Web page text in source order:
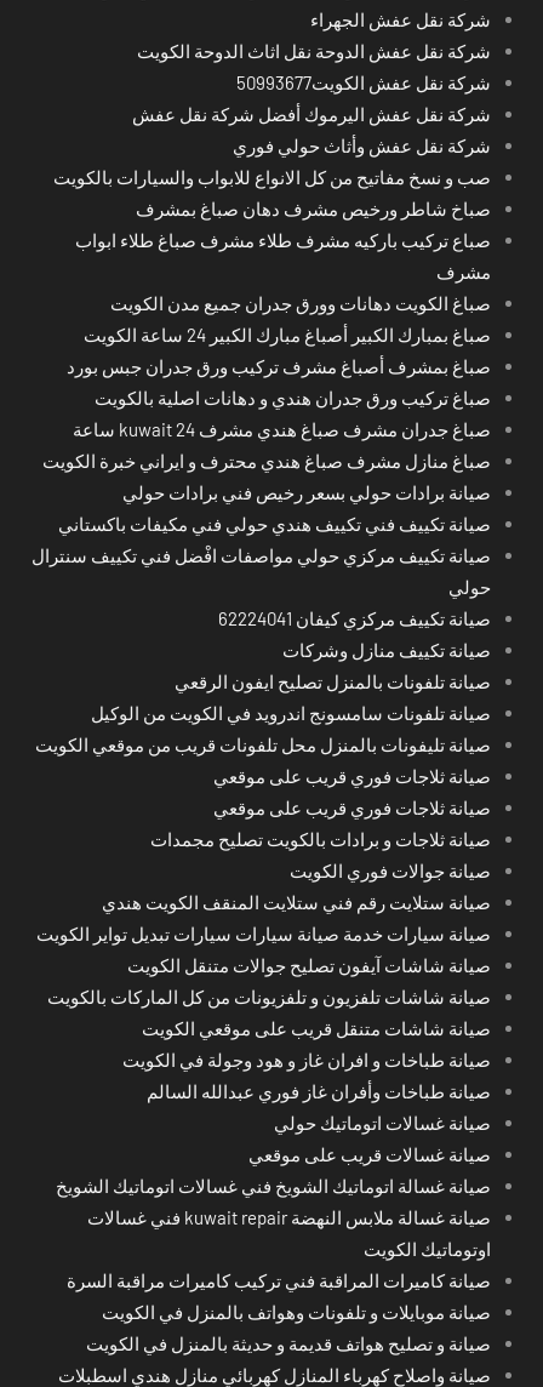
شركة نقل عفش الجهراء
شركة نقل عفش الدوحة نقل اثاث الدوحة الكويت
شركة نقل عفش الكويت50993677
شركة نقل عفش اليرموك أفضل شركة نقل عفش
شركة نقل عفش وأثاث حولي فوري
صب و نسخ مفاتيح من كل الانواع للابواب والسيارات بالكويت
صباخ شاطر ورخيص مشرف دهان صباغ بمشرف
صباع تركيب باركيه مشرف طلاء مشرف صباغ طلاء ابواب
مشرف
صباغ الكويت دهانات وورق جدران جميع مدن الكويت
صباغ بمبارك الكبير أصباغ مبارك الكبير 24 ساعة الكويت
صباغ بمشرف أصباغ مشرف تركيب ورق جدران جبس بورد
صباغ تركيب ورق جدران هندي و دهانات اصلية بالكويت
صباغ جدران مشرف صباغ هندي مشرف kuwait 24 ساعة
صباغ منازل مشرف صباغ هندي محترف و ايراني خبرة الكويت
صيانة برادات حولي بسعر رخيص فني برادات حولي
صيانة تكييف فني تكييف هندي حولي فني مكيفات باكستاني
صيانة تكييف مركزي حولي مواصفات افْضل فني تكييف سنترال
حولي
صيانة تكييف مركزي كيفان 62224041
صيانة تكييف منازل وشركات
صيانة تلفونات بالمنزل تصليح ايفون الرقعي
صيانة تلفونات سامسونج اندرويد في الكويت من الوكيل
صيانة تليفونات بالمنزل محل تلفونات قريب من موقعي الكويت
صيانة ثلاجات فوري قريب على موقعي
صيانة ثلاجات فوري قريب على موقعي
صيانة ثلاجات و برادات بالكويت تصليح مجمدات
صيانة جوالات فوري الكويت
صيانة ستلايت رقم فني ستلايت المنقف الكويت هندي
صيانة سيارات خدمة صيانة سيارات سيارات تبديل تواير الكويت
صيانة شاشات آيفون تصليح جوالات متنقل الكويت
صيانة شاشات تلفزيون و تلفزيونات من كل الماركات بالكويت
صيانة شاشات متنقل قريب على موقعي الكويت
صيانة طباخات و افران غاز و هود وجولة في الكويت
صيانة طباخات وأفران غاز فوري عبدالله السالم
صيانة غسالات اتوماتيك حولي
صيانة غسالات قريب على موقعي
صيانة غسالة اتوماتيك الشويخ فني غسالات اتوماتيك الشويخ
صيانة غسالة ملابس النهضة kuwait repair فني غسالات
اوتوماتيك الكويت
صيانة كاميرات المراقبة فني تركيب كاميرات مراقبة السرة
صيانة موبايلات و تلفونات وهواتف بالمنزل في الكويت
صيانة و تصليح هواتف قديمة و حديثة بالمنزل في الكويت
صيانة واصلاح كهرباء المنازل كهربائي منازل هندي اسطبلات